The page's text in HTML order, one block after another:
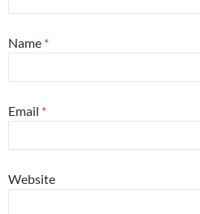
Name *
Email *
Website